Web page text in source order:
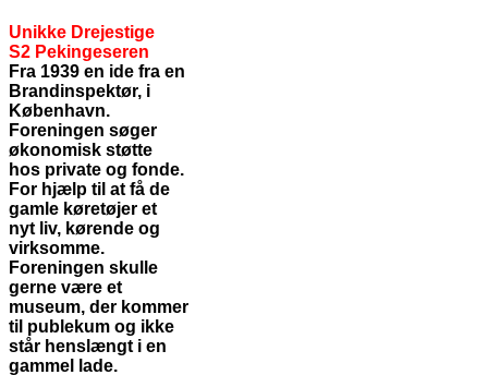
Unikke Drejestige
S2 Pekingeseren
Fra 1939 en ide fra en
Brandinspektør, i
København.
Foreningen søger
økonomisk støtte
hos private og fonde.
For hjælp til at få de
gamle køretøjer et
nyt liv, kørende og
virksomme.
Foreningen skulle
gerne være et
museum, der kommer
til publekum og ikke
står henslængt i en
gammel lade.